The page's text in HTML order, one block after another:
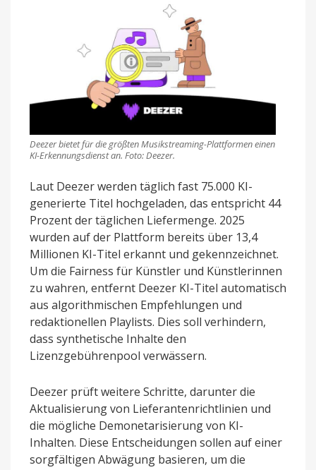
Deezer bietet für die größten Musikstreaming-Plattformen einen
KI-Erkennungsdienst an. Foto: Deezer.
Laut Deezer werden täglich fast 75.000 KI-
generierte Titel hochgeladen, das entspricht 44
Prozent der täglichen Liefermenge. 2025
wurden auf der Plattform bereits über 13,4
Millionen KI-Titel erkannt und gekennzeichnet.
Um die Fairness für Künstler und Künstlerinnen
zu wahren, entfernt Deezer KI-Titel automatisch
aus algorithmischen Empfehlungen und
redaktionellen Playlists. Dies soll verhindern,
dass synthetische Inhalte den
Lizenzgebührenpool verwässern.
Deezer prüft weitere Schritte, darunter die
Aktualisierung von Lieferantenrichtlinien und
die mögliche Demonetarisierung von KI-
Inhalten. Diese Entscheidungen sollen auf einer
sorgfältigen Abwägung basieren, um die